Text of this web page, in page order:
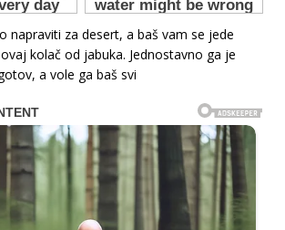
napraviti za desert, a baš vam se jede
kolač od jabuka. Jednostavno ga je
a vole ga baš svi